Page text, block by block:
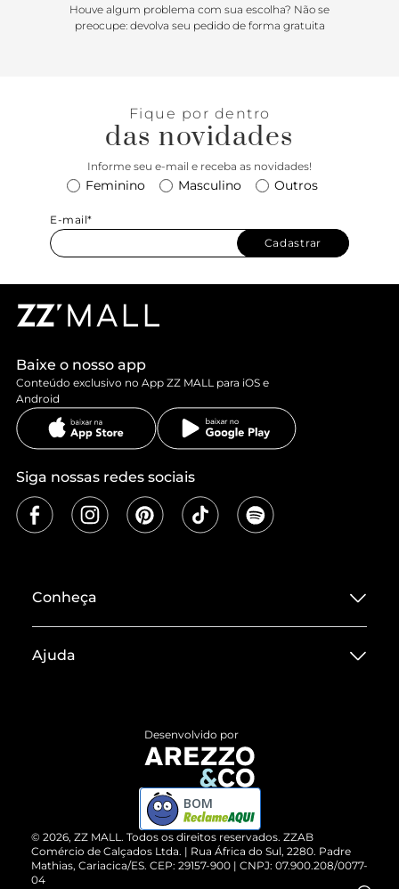
Houve algum problema com sua escolha? Não se
preocupe: devolva seu pedido de forma gratuita
Fique por dentro
das novidades
Informe seu e-mail e receba as novidades!
Feminino Masculino Outros
E-mail*
Cadastrar
Baixe o nosso app
Conteúdo exclusivo no App ZZ MALL para iOS e
Android
Siga nossas redes sociais
Conheça
Termos de Uso
ZZ MALL é confiável
Cartão Presente
Vendas Corporativas
Ajuda
Devolução do Produto
Compre pelo WhatsApp
© 2026, ZZ MALL. Todos os direitos reservados. ZZAB
Comércio de Calçados Ltda. | Rua África do Sul, 2280. Padre
Mathias, Cariacica/ES. CEP: 29157-900 | CNPJ: 07.900.208/0077-
04
Desenvolvido por
BOM